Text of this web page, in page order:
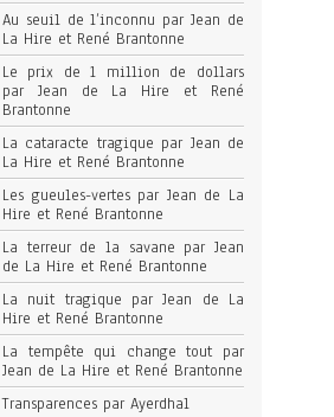
Au seuil de l’inconnu par Jean de
La Hire et René Brantonne
Le prix de 1 million de dollars
par Jean de La Hire et René
Brantonne
La cataracte tragique par Jean de
La Hire et René Brantonne
Les gueules-vertes par Jean de La
Hire et René Brantonne
La terreur de la savane par Jean
de La Hire et René Brantonne
La nuit tragique par Jean de La
Hire et René Brantonne
La tempête qui change tout par
Jean de La Hire et René Brantonne
Transparences par Ayerdhal